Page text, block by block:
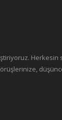
Herkesin